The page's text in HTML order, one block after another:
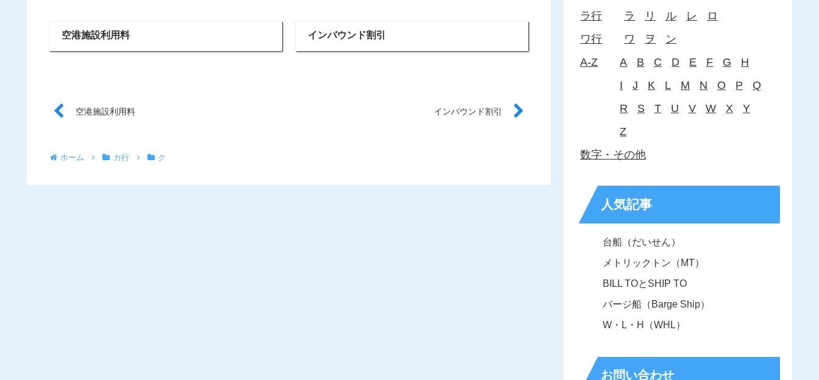
空港施設利用料 インバウンド割引
空港施設利用料 インバウンド割引
ホーム カ行 ク
ラ行
ラ リ ル レ
ロ
ワ行
ワ ヲ
ン
A-Z
A B C D E F G
H
I
J K L M N O P
Q
R
S T U V W X
Y
Z
数字・その他
人気記事
台船（だいせん）
メトリックトン（MT）
BILL TOとSHIP TO
バージ船（Barge Ship）
W・L・H（WHL）
お問い合わせ